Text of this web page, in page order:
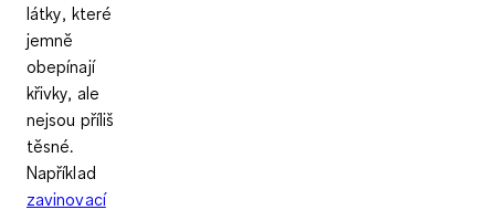
látky, které
jemně
obepínají
křivky, ale
nejsou příliš
těsné.
Například
zavinovací